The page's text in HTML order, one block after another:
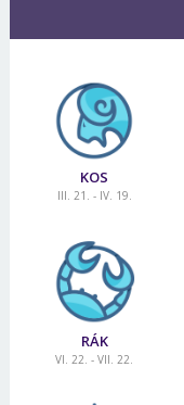
KOS
III. 21. - IV. 19.
RÁK
VI. 22. - VII. 22.